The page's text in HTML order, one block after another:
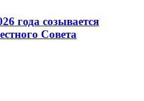
года созывается
Совета